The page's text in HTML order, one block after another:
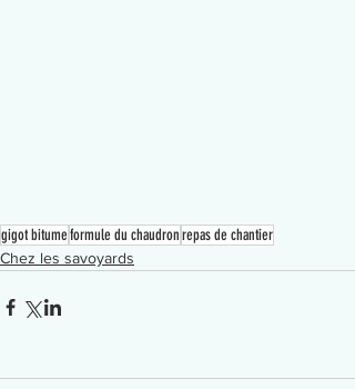
gigot bitumeformule du chaudronrepas de chantier
Chez les savoyards